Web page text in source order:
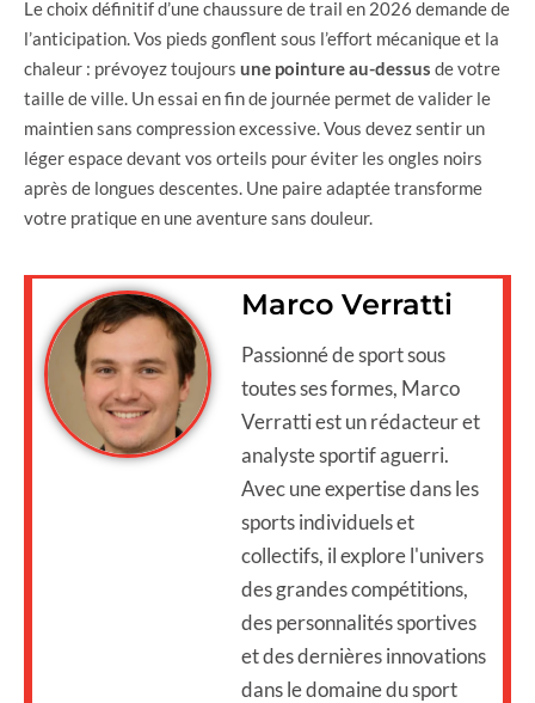
Le choix définitif d’une chaussure de trail en 2026 demande de
l’anticipation. Vos pieds gonflent sous l’effort mécanique et la
chaleur : prévoyez toujours une pointure au-dessus de votre
taille de ville. Un essai en fin de journée permet de valider le
maintien sans compression excessive. Vous devez sentir un
léger espace devant vos orteils pour éviter les ongles noirs
après de longues descentes. Une paire adaptée transforme
votre pratique en une aventure sans douleur.
Marco Verratti
Passionné de sport sous
toutes ses formes, Marco
Verratti est un rédacteur et
analyste sportif aguerri.
Avec une expertise dans les
sports individuels et
collectifs, il explore l'univers
des grandes compétitions,
des personnalités sportives
et des dernières innovations
dans le domaine du sport